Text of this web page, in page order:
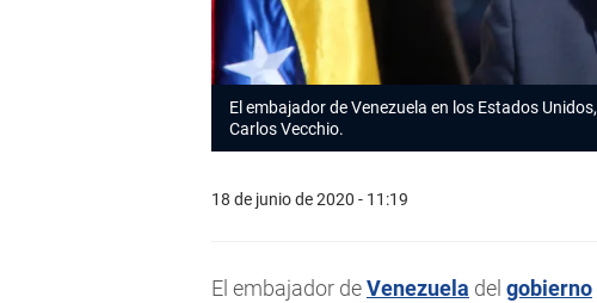
El embajador de Venezuela en los Estados Unidos,
Carlos Vecchio.
18 de junio de 2020 - 11:19
El embajador deVenezuela del gobierno